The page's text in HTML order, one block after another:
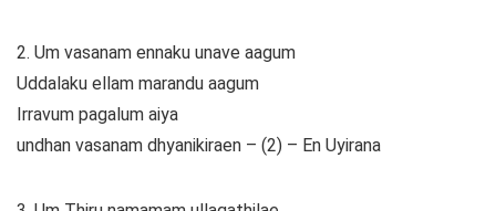
2. Um vasanam ennaku unave aagum
Uddalaku ellam marandu aagum
Irravum pagalum aiya
undhan vasanam dhyanikiraen – (2) – En Uyirana